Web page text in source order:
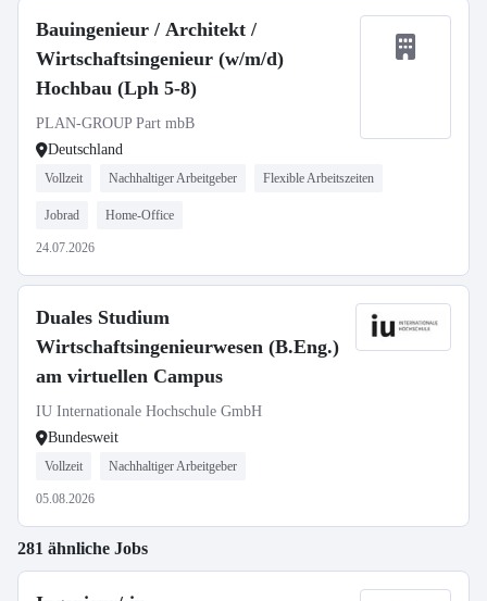
Bauingenieur / Architekt /
Wirtschaftsingenieur (w/m/d)
Hochbau (Lph 5-8)
PLAN-GROUP Part mbB
Deutschland
Vollzeit Nachhaltiger Arbeitgeber Flexible Arbeitszeiten
Jobrad Home-Office
24.07.2026
Duales Studium
Wirtschaftsingenieurwesen (B.Eng.)
am virtuellen Campus
IU Internationale Hochschule GmbH
Bundesweit
Vollzeit Nachhaltiger Arbeitgeber
05.08.2026
281 ähnliche Jobs